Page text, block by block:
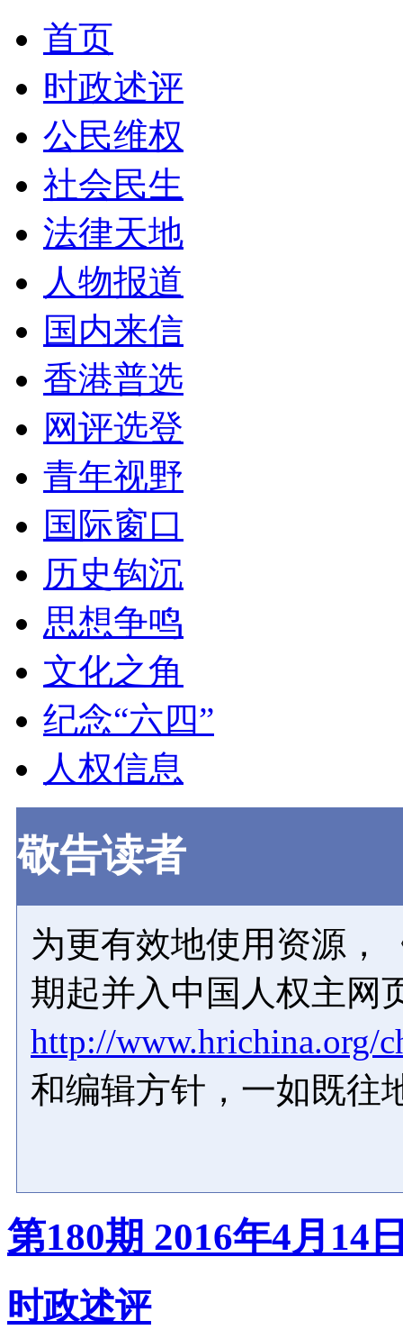
首页
时政述评
公民维权
社会民生
法律天地
人物报道
国内来信
香港普选
网评选登
青年视野
国际窗口
历史钩沉
思想争鸣
文化之角
纪念“六四”
人权信息
敬告读者
为更有效地使用资源，
期起并入中国人权主网
http://www.hrichina.org/
和编辑方针，一如既往
第180期 2016年4月14
时政述评